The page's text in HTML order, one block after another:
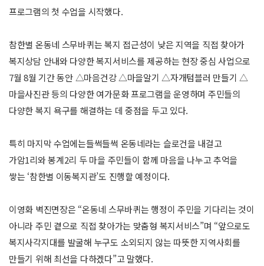
프로그램의 첫 수업을 시작했다.
참한별 온동네 스무바퀴는 복지 접근성이 낮은 지역을 직접 찾아가
복지상담 안내와 다양한 복지서비스를 제공하는 현장 중심 사업으로
7월 8월 기간 동안 △마음건강 △마을알기 △자개텀블러 만들기 △
마을사진관 등의 다양한 여가문화 프로그램을 운영하며 주민들의
다양한 복지 욕구를 해결하는 데 중점을 두고 있다.
특히 마지막 수업에는들썩들썩 온동네라는 슬로건을 내걸고
가암1리와 봉계2리 두 마을 주민들이 함께 마음을 나누고 추억을
쌓는 ‘참한별 이동복지관’도 진행할 예정이다.
이영화 벽진면장은 “온동네 스무바퀴는 행정이 주민을 기다리는 것이
아니라 주민 곁으로 직접 찾아가는 맞춤형 복지서비스”며 “앞으로도
복지사각지대를 발굴해 누구도 소외되지 않는 따뜻한 지역사회를
만들기 위해 최선을 다하겠다”고 말했다.